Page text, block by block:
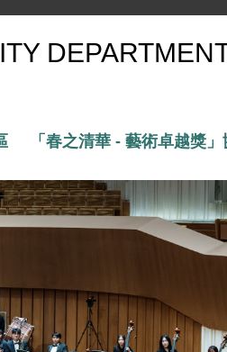
「春之清華 - 藝術卓越獎